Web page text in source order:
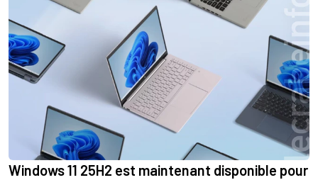
Windows 11 25H2 est maintenant disponible pour